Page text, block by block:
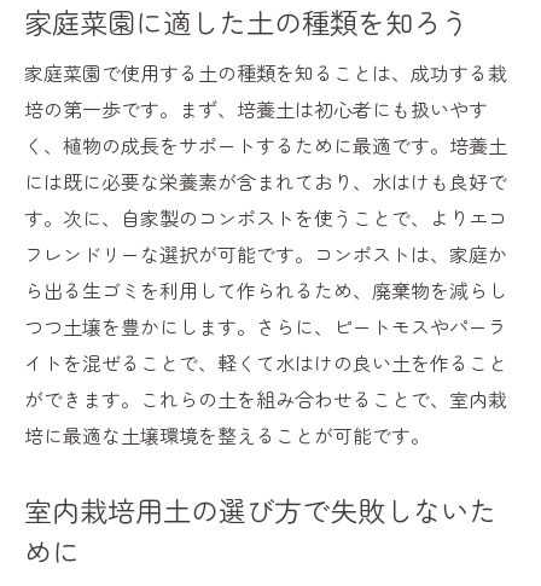
持続可能な土壌選びの考え方
健康的な野菜を育てるための室内栽培土選びの
ポイント
野菜の根に適した土の条件
有機質が豊富な土の見つけ方
健康的な作物作りに欠かせない土壌の役割
環境負荷の少ない土選びの方法
収穫後も再利用可能な土の特徴
室内栽培での土壌改善のコツ
室内栽培を始める前に知るべき土の選び方ガイ
ド
土の購入時に注意する要点
家庭菜園に適した土の種類を知ろう
家庭菜園で使用する土の種類を知ることは、成功する栽
培の第一歩です。まず、培養土は初心者にも扱いやす
く、植物の成長をサポートするために最適です。培養土
には既に必要な栄養素が含まれており、水はけも良好で
す。次に、自家製のコンポストを使うことで、よりエコ
フレンドリーな選択が可能です。コンポストは、家庭か
ら出る生ゴミを利用して作られるため、廃棄物を減らし
つつ土壌を豊かにします。さらに、ピートモスやパーラ
イトを混ぜることで、軽くて水はけの良い土を作ること
ができます。これらの土を組み合わせることで、室内栽
培に最適な土壌環境を整えることが可能です。
室内栽培用土の選び方で失敗しないた
めに